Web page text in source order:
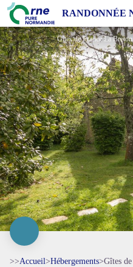
RANDONNÉE
Gîtes de France La Bretonnière
>>Accueil>Hébergements>Gîtes